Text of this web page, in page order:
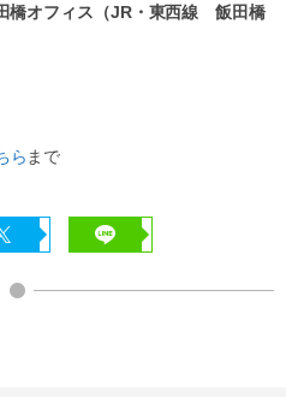
橋オフィス（JR・東西線 飯田橋
ら まで